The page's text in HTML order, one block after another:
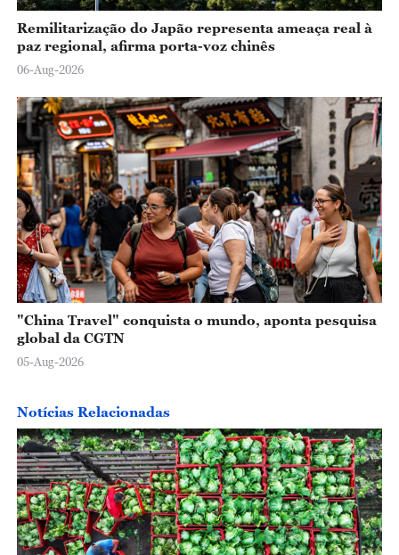
Remilitarização do Japão representa ameaça real à
paz regional, afirma porta-voz chinês
06-Aug-2026
"China Travel" conquista o mundo, aponta pesquisa
global da CGTN
05-Aug-2026
Notícias Relacionadas